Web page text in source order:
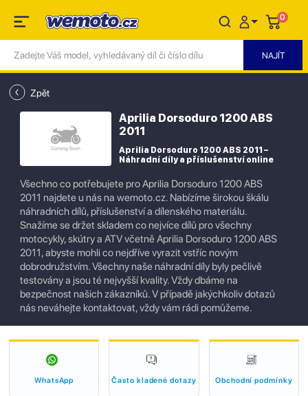
0
Zpět
Aprilia Dorsoduro 1200 ABS
2011
Aprilia Dorsoduro 1200 ABS 2011 –
Náhradní díly a příslušenství online
Všechno co potřebujete pro Aprilia Dorsoduro 1200 ABS
2011 najdete u nás na wemoto.cz. Nabízíme širokou škálu
náhradních dílů, příslušenství a dílenského materiálu.
Snažíme se držet skladem co nejvíce dílů pro všechny
motocykly, skútry a ATV včetně Aprilia Dorsoduro 1200 ABS
2011, abyste mohli co nejdříve vyrazit vstříc novým
dobrodružstvím. Všechny naše náhradní díly byly pečlivě
testovány a jsou té nejvyšší kvality. Vždy dbáme na
bezpečnost našich zákazníků. V případě jakýchkoliv dotazů
nás neváhejte kontaktovat, vždy vám rádi pomůžeme.
WhatsApp Často kladené dotazy Obchodní podmínky